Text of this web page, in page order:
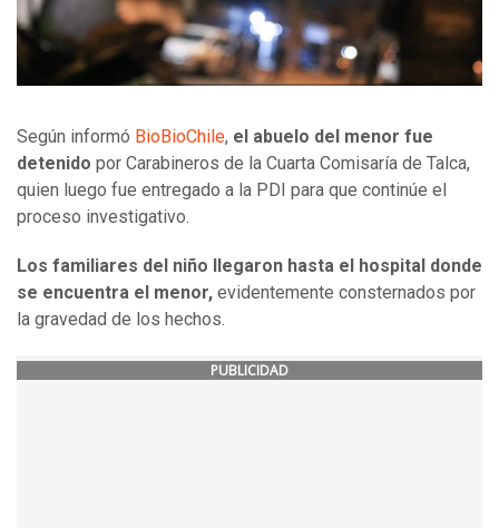
Según informó BioBioChile, el abuelo del menor fue
detenido por Carabineros de la Cuarta Comisaría de Talca,
quien luego fue entregado a la PDI para que continúe el
proceso investigativo.
Los familiares del niño llegaron hasta el hospital donde
se encuentra el menor, evidentemente consternados por
la gravedad de los hechos.
PUBLICIDAD